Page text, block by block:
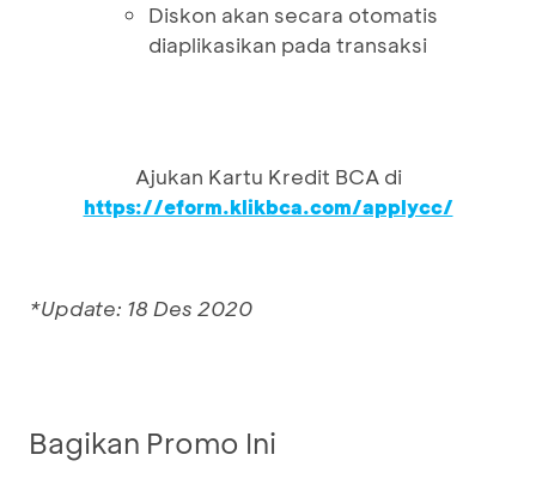
Diskon akan secara otomatis
diaplikasikan pada transaksi
Ajukan Kartu Kredit BCA di
https://eform.klikbca.com/applycc/
*Update: 18 Des 2020
Bagikan Promo Ini